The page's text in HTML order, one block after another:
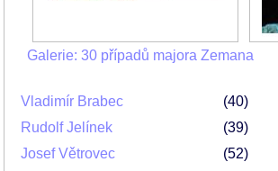
Galerie: 30 případů majora Zemana
Vladimír Brabec 40
Rudolf Jelínek
39
Josef Větrovec
52